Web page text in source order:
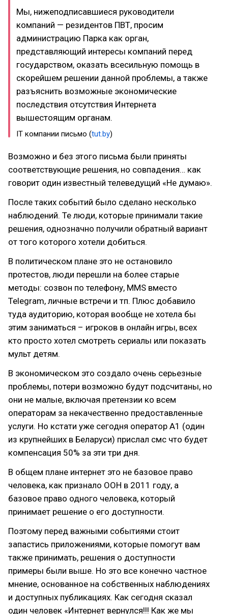
Мы, нижеподписавшиеся руководители
компаний — резидентов ПВТ, просим
администрацию Парка как орган,
представляющий интересы компаний перед
государством, оказать всесильную помощь в
скорейшем решении данной проблемы, а также
разъяснить возможные экономические
последствия отсутствия Интернета
вышестоящим органам.
IT компании письмо (tut.by)
Возможно и без этого письма были приняты
соответствующие решения, но совпадения… как
говорит один известный телеведущий «Не думаю».
После таких событий было сделано несколько
наблюдений. Те люди, которые принимали такие
решения, однозначно получили обратный вариант
от того которого хотели добиться.
В политическом плане это не остановило
протестов, люди перешли на более старые
методы: созвон по телефону, MMS вместо
Telegram, личные встречи и тп. Плюс добавило
туда аудиторию, которая вообще не хотела бы
этим заниматься – игроков в онлайн игры, всех
кто просто хотел смотреть сериалы или показать
мульт детям.
В экономическом это создало очень серьезные
проблемы, потери возможно будут подсчитаны, но
они не малые, включая претензии ко всем
операторам за некачественно предоставленные
услуги. Но кстати уже сегодня оператор A1 (один
из крупнейших в Беларуси) прислал смс что будет
компенсация 50% за эти три дня.
В общем плане интернет это не базовое право
человека, как признало ООН в 2011 году, а
базовое право одного человека, который
принимает решение о его доступности.
Поэтому перед важными событиями стоит
запастись приложениями, которые помогут вам
также принимать, решения о доступности
примеры были выше. Но это все конечно частное
мнение, основанное на собственных наблюдениях
и доступных публикациях. Как сегодня сказал
один человек «Интернет вернулся!!! Как же мы